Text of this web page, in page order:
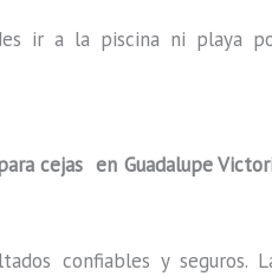
ir a la piscina ni playa
cejas en Guadalupe
confiables y seguros.